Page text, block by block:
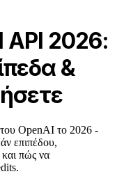
API 2026:
&
OpenAI το 2026 -
επιπέδου,
πώς να